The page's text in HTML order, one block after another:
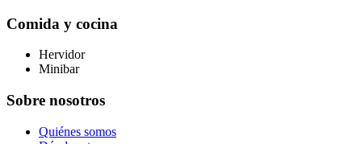
Comida y cocina
Hervidor
Minibar
Sobre nosotros
Quiénes somos